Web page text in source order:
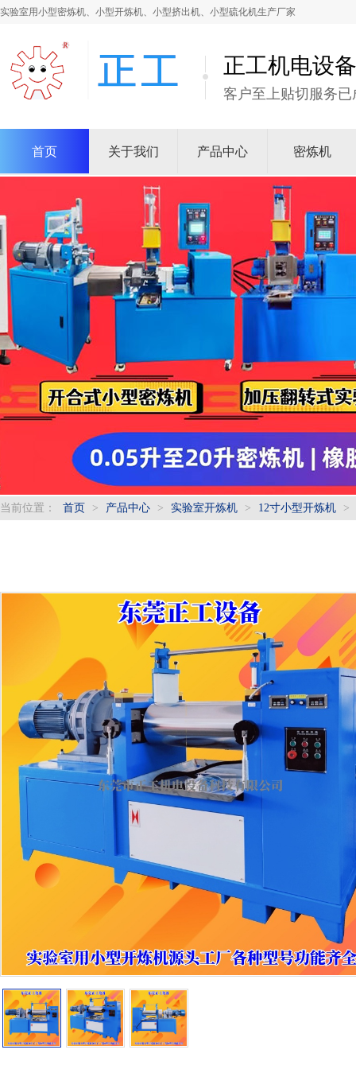
实验室用小型密炼机、小型开炼机、小型挤出机、小型硫化机生产厂家
正工机电设
客户至上贴切服务
首页 关于我们 产品中心 密炼机
当前位置： 首页 > 产品中心 > 实验室开炼机 > 12寸小型开炼机 >